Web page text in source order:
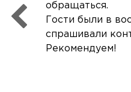
обращаться.
Гости были в
спрашивали
Рекомендуем!